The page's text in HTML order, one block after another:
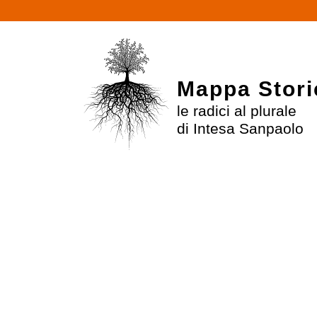
Mappa
le radici al plurale
di Intesa Sanpaolo